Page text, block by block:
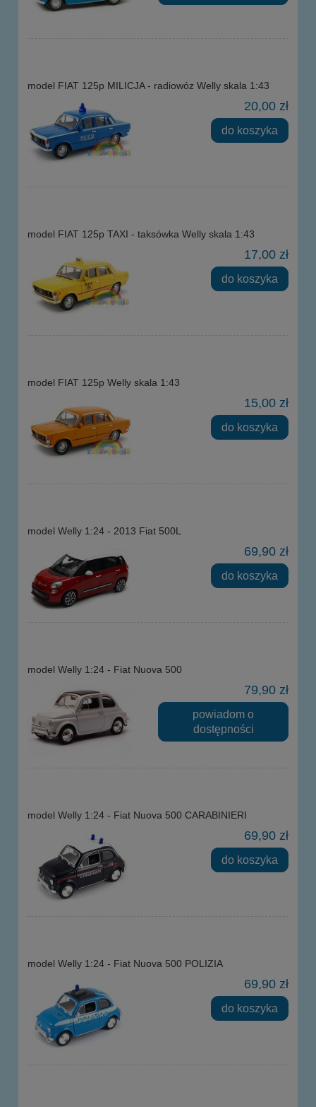
model FIAT 125p MILICJA - radiowóz Welly skala 1:43
20,00 zł
do koszyka
model FIAT 125p TAXI - taksówka Welly skala 1:43
17,00 zł
do koszyka
model FIAT 125p Welly skala 1:43
15,00 zł
do koszyka
model Welly 1:24 - 2013 Fiat 500L
69,90 zł
do koszyka
model Welly 1:24 - Fiat Nuova 500
79,90 zł
powiadom o
dostępności
model Welly 1:24 - Fiat Nuova 500 CARABINIERI
69,90 zł
do koszyka
model Welly 1:24 - Fiat Nuova 500 POLIZIA
69,90 zł
do koszyka